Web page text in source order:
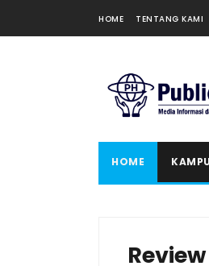
HOME TENTANG KAMI
HOME